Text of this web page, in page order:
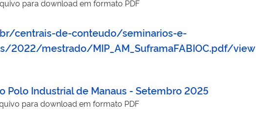
para download em formato PDF
centrais-de-conteudo/seminarios-e-
2022/mestrado/MIP_AM_SuframaFABIOC.pdf/view
Polo Industrial de Manaus - Setembro 2025
para download em formato PDF